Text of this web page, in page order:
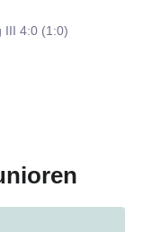
III 4:0 (1:0)